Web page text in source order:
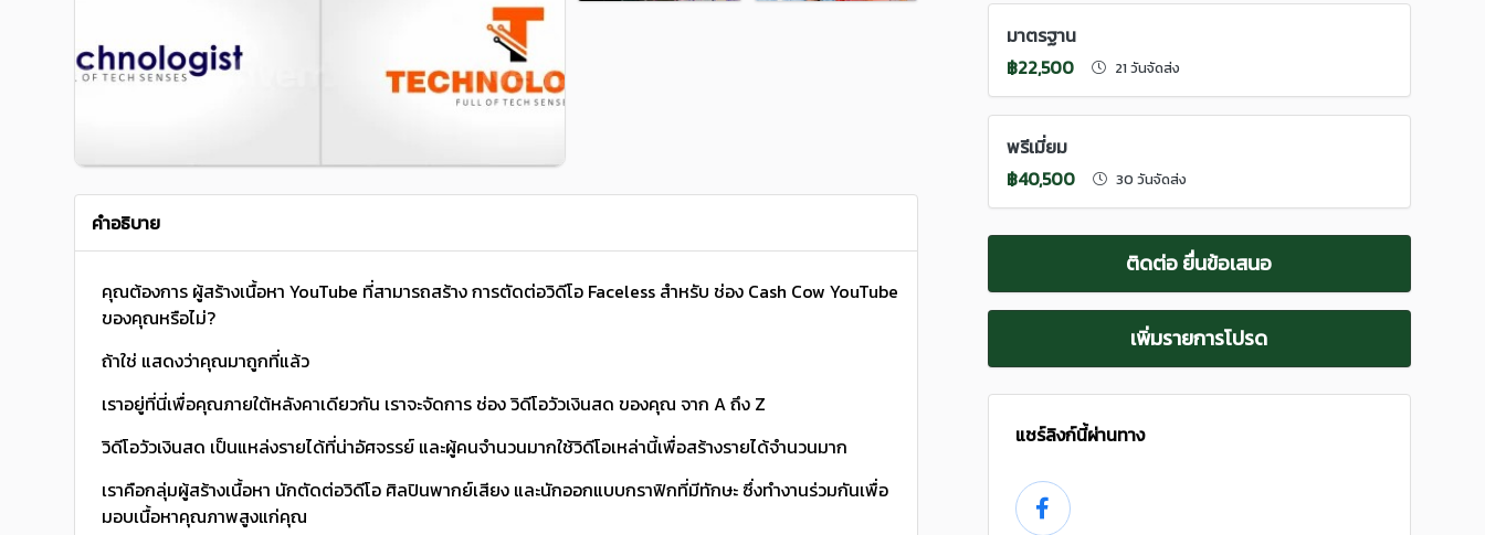
มาตรฐาน
฿22,500
21 วันจัดส่ง
พรีเมี่ยม
฿40,500
30 วันจัดส่ง
ติดต่อ ยื่นข้อเสนอ
เพิ่มรายการโปรด
แชร์ลิงก์นี้ผ่านทาง
คำอธิบาย
คุณต้องการ ผู้สร้างเนื้อหา YouTube ที่สามารถสร้าง การตัดต่อวิดีโอ Faceless สำหรับ ช่อง Cash Cow YouTube
ของคุณหรือไม่?
ถ้าใช่ แสดงว่าคุณมาถูกที่แล้ว
เราอยู่ที่นี่เพื่อคุณภายใต้หลังคาเดียวกัน เราจะจัดการ ช่อง วิดีโอวัวเงินสด ของคุณ จาก A ถึง Z
วิดีโอวัวเงินสด เป็นแหล่งรายได้ที่น่าอัศจรรย์ และผู้คนจำนวนมากใช้วิดีโอเหล่านี้เพื่อสร้างรายได้จำนวนมาก
เราคือกลุ่มผู้สร้างเนื้อหา นักตัดต่อวิดีโอ ศิลปินพากย์เสียง และนักออกแบบกราฟิกที่มีทักษะ ซึ่งทำงานร่วมกันเพื่อ
มอบเนื้อหาคุณภาพสูงแก่คุณ